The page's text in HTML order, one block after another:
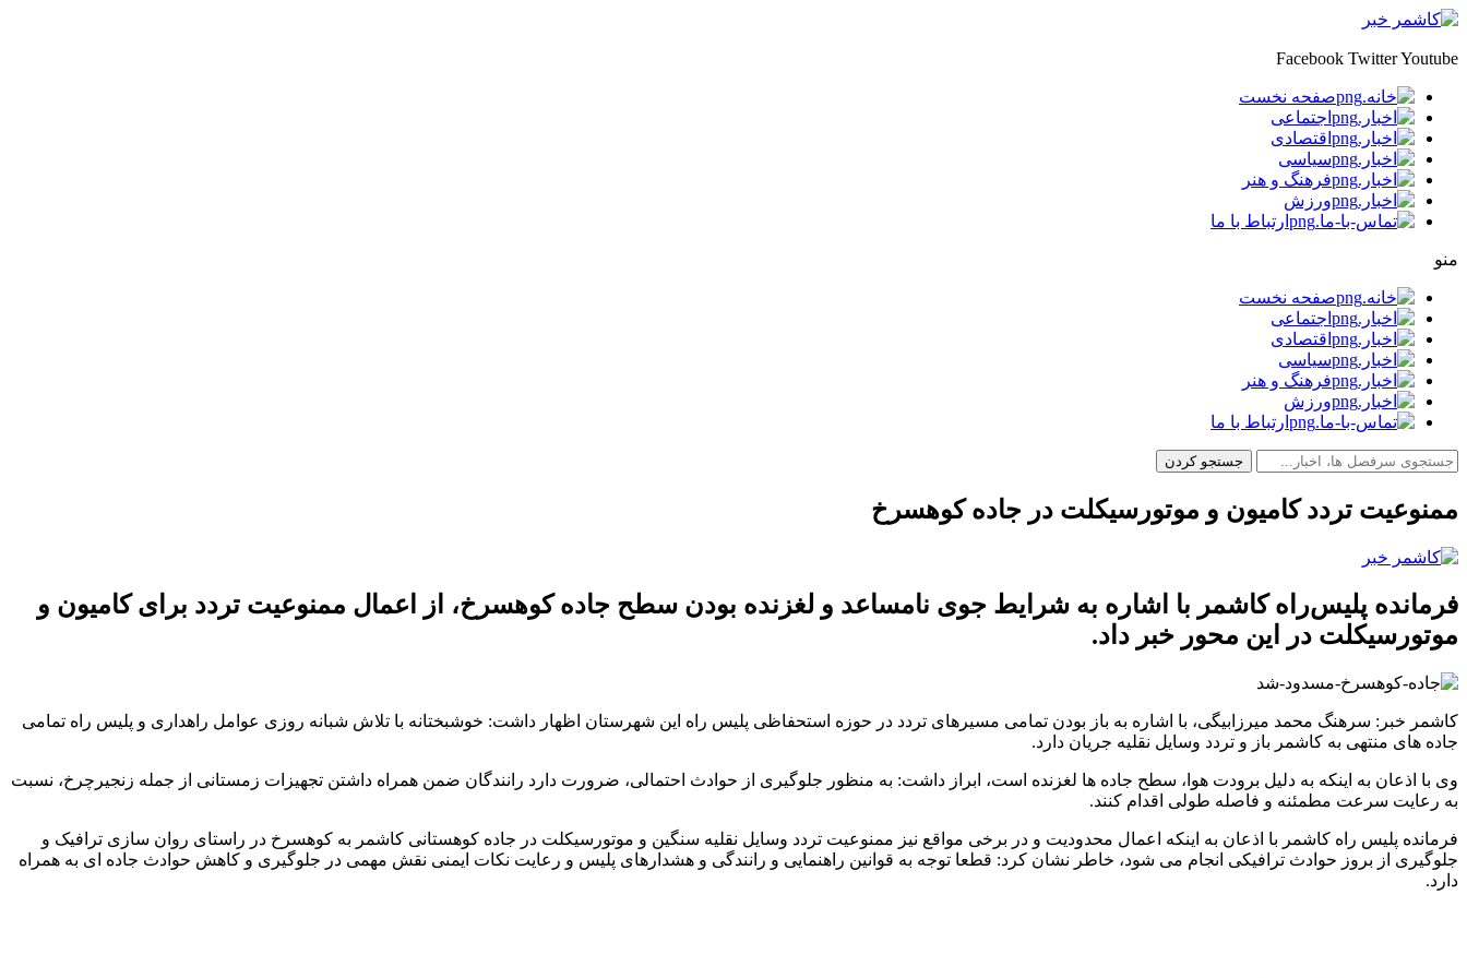
Facebook TwitterYoutube
صفحه نخست
اجتماعی
اقتصادی
سیاسی
فرهنگ و هنر
ورزش
ارتباط با ما
منو
صفحه نخست
اجتماعی
اقتصادی
سیاسی
فرهنگ و هنر
ورزش
ارتباط با ما
ممنوعیت تردد کامیون و موتورسیکلت در جاده کوهسرخ
فرمانده پلیس‌راه کاشمر با اشاره به شرایط جوی نامساعد و لغزنده بودن سطح جاده کوهسرخ، از اعمال ممنوعیت تردد برای کامیون و
موتورسیکلت در این محور خبر داد.
کاشمر خبر: سرهنگ محمد میرزابیگی، با اشاره به باز بودن تمامی مسیرهای تردد در حوزه استحفاظی پلیس راه این شهرستان اظهار داشت: خوشبختانه با تلاش شبانه روزی عوامل راهداری و پلیس راه تمامی
جاده های منتهی به کاشمر باز و تردد وسایل نقلیه جریان دارد.
وی با اذعان به اینکه به دلیل برودت هوا، سطح جاده ها لغزنده است، ابراز داشت: به منظور جلوگیری از حوادث احتمالی، ضرورت دارد رانندگان ضمن همراه داشتن تجهیزات زمستانی از جمله زنجیرچرخ، نسبت
به رعایت سرعت مطمئنه و فاصله طولی اقدام کنند.
فرمانده پلیس راه کاشمر با اذعان به اینکه اعمال محدودیت و در برخی مواقع نیز ممنوعیت تردد وسایل نقلیه سنگین و موتورسیکلت در جاده کوهستانی کاشمر به کوهسرخ در راستای روان سازی ترافیک و
جلوگیری از بروز حوادث ترافیکی انجام می شود، خاطر نشان کرد: قطعا توجه به قوانین راهنمایی و رانندگی و هشدارهای پلیس و رعایت نکات ایمنی نقش مهمی در جلوگیری و کاهش حوادث جاده ای به همراه
دارد.